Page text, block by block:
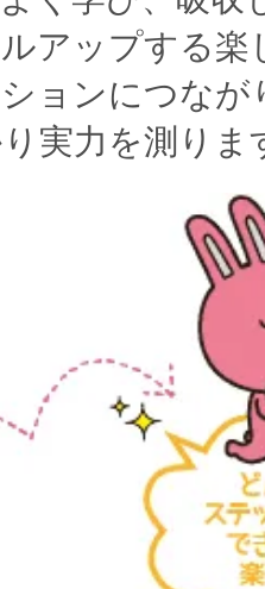
アップする楽
ョンにつなが
実力を測りま